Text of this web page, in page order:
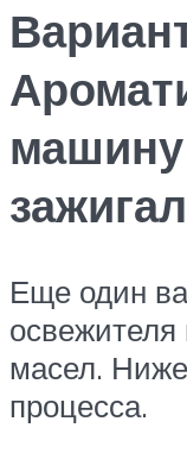
машину
Еще один
масел.
процесса.